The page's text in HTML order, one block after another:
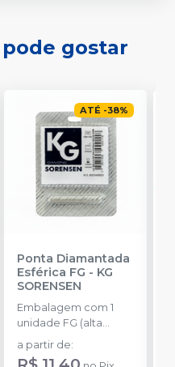
gostar
ATÉ -38%
Ponta Diamantada
Esférica FG - KG
SORENSEN
Embalagem com 1
unidade FG (alta
rotação).
a partir de: